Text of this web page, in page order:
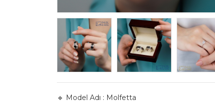
🔹 Model Adı : Molfetta